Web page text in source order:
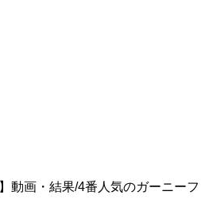
】動画・結果/4番人気のガーニーフ